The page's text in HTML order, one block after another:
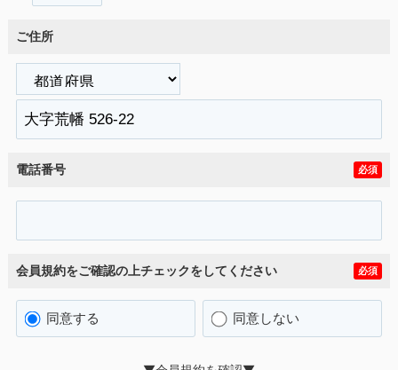
ご住所
電話番号 必須
会員規約をご確認の上チェックをしてください 必須
同意する 同意しない